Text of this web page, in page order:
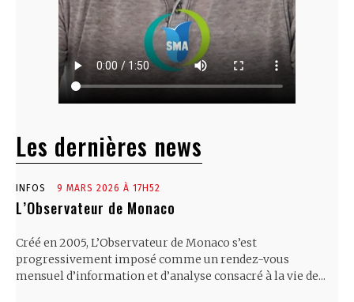
Les dernières news
INFOS 9 MARS 2026 À 17H52
L’Observateur de Monaco
Créé en 2005, L’Observateur de Monaco s’est
progressivement imposé comme un rendez-vous
mensuel d’information et d’analyse consacré à la vie de...